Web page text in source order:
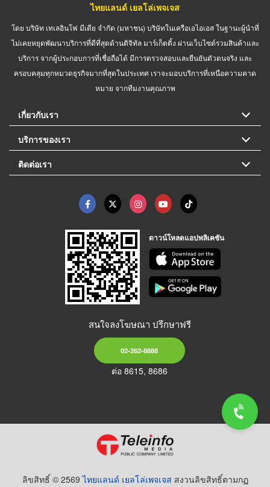
ไทยแลนด์ เยลโล่เพจเจส
โดย บริษัท เทเลอินโฟ มีเดีย จำกัด (มหาชน) บริษัทในเครือเอไอเอส ในฐานะผู้นำที่
ไม่เคยหยุดพัฒนาบริการที่ดีที่สุดด้านดิจิทัล มาร์เก็ตติ้ง ผ่านเว็บไซต์รวมสินค้าและ
บริการ จากผู้ประกอบการที่เชื่อถือได้ มีการตรวจสอบและยืนยันตัวตนจริง และ
ครอบคลุมทุกหมวดธุรกิจมากที่สุดในประเทศ เราจะมอบบริการที่เหนือความคาด
หมาย จากทีมงานคุณภาพ
เกี่ยวกับเรา
บริการของเรา
ติดต่อเรา
ดาวน์โหลดแอปพลิเคชัน
สนใจลงโฆษณา ปรึกษาฟรี
02-262-8888
ต่อ 8615, 8686
ลิขสิทธิ์ © 2569ไทยแลนด์ เยลโล่เพจเจส สงวนลิขสิทธิ์ตามกฏ